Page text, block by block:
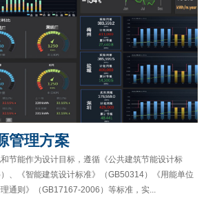
管理方案
节能作为设计目标，遵循《公共建筑节能设计标
、《智能建筑设计标准》（GB50314）《用能单位
通则》（GB17167-2006）等标准，实...